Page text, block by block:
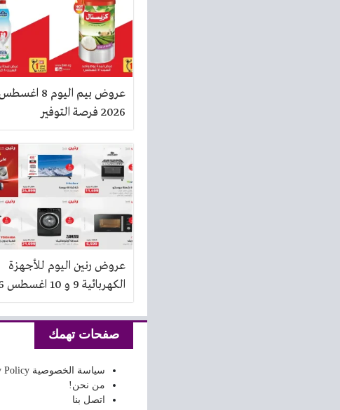
عروض بيم اليوم 8
2026 فرصة التوفير
عروض رنين اليوم للأجهزة
الكهربائية 9 و 10 اغسطس 2026
صفحات تهمك
سياسة الخصوصية Privacy Policy
من نحن!
اتصل بنا